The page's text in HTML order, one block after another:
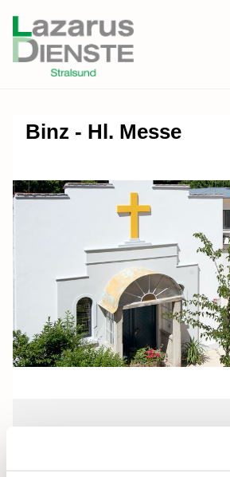
Binz - Hl. Messe
Sonntag, 12. Dezember
Uhr